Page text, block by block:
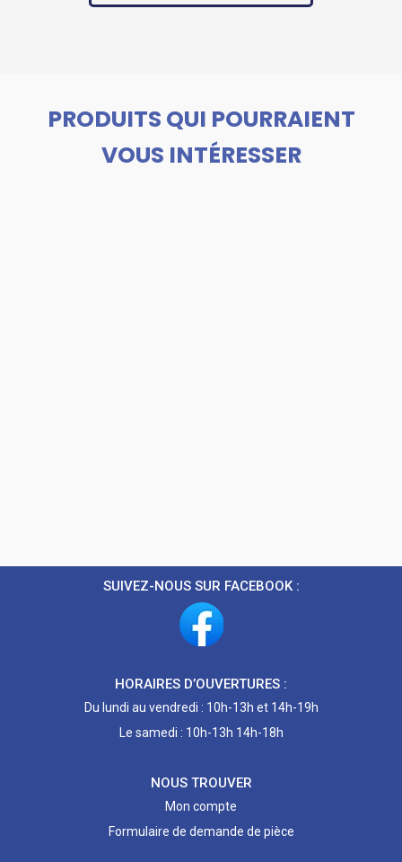
PRODUITS QUI POURRAIENT
VOUS INTÉRESSER
SUIVEZ-NOUS SUR FACEBOOK :
HORAIRES D’OUVERTURES :
Du lundi au vendredi : 10h-13h et 14h-19h
Le samedi : 10h-13h 14h-18h
NOUS TROUVER
Mon compte
Formulaire de demande de pièce